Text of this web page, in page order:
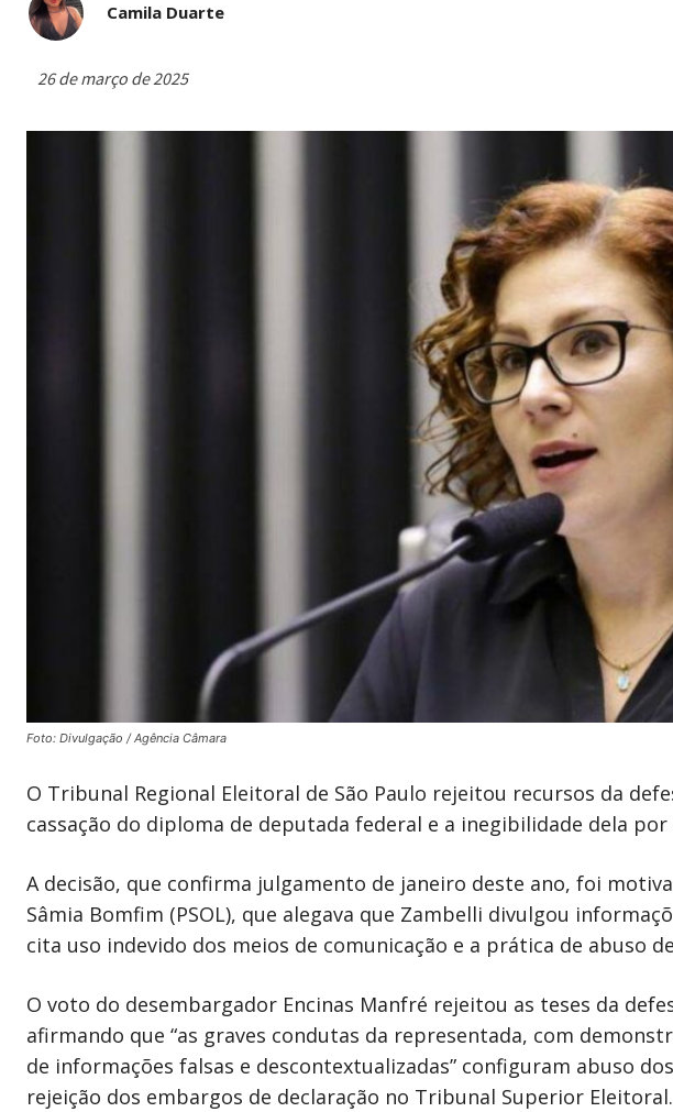
Camila Duarte
26 de março de 2025
Foto: Divulgação / Agência Câmara
O Tribunal Regional Eleitoral de São Paulo rejeitou recursos da
cassação do diploma de deputada federal e a inegibilidade dela
A decisão, que confirma julgamento de janeiro deste ano, foi
Sâmia Bomfim (PSOL), que alegava que Zambelli divulgou
cita uso indevido dos meios de comunicação e a prática de abuso
O voto do desembargador Encinas Manfré rejeitou as teses da
afirmando que “as graves condutas da representada, com
de informações falsas e descontextualizadas” configuram abuso
rejeição dos embargos de declaração no Tribunal Superior Eleitoral.